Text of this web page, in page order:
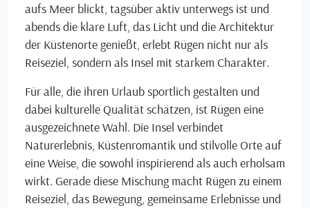
aufs Meer blickt, tagsüber aktiv unterwegs ist und
abends die klare Luft, das Licht und die Architektur
der Küstenorte genießt, erlebt Rügen nicht nur als
Reiseziel, sondern als Insel mit starkem Charakter.
Für alle, die ihren Urlaub sportlich gestalten und
dabei kulturelle Qualität schätzen, ist Rügen eine
ausgezeichnete Wahl. Die Insel verbindet
Naturerlebnis, Küstenromantik und stilvolle Orte auf
eine Weise, die sowohl inspirierend als auch erholsam
wirkt. Gerade diese Mischung macht Rügen zu einem
Reiseziel, das Bewegung, gemeinsame Erlebnisse und